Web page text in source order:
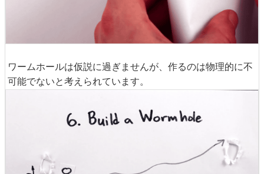
ワームホールは仮説に過ぎませんが、作るのは物理的に不
可能でないと考えられています。